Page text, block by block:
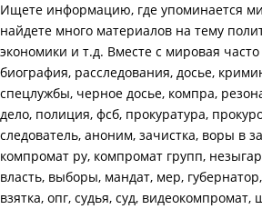
Ищете информацию, где упоминается
найдете много материалов на тему
экономики и т.д. Вместе с мировая
биография, расследования, досье,
спецлужбы, черное досье, компра,
дело, полиция, фсб, прокуратура,
следователь, аноним, зачистка, воры в
компромат ру, компромат групп,
власть, выборы, мандат, мер,
взятка, опг, судья, суд, видеокомпромат,